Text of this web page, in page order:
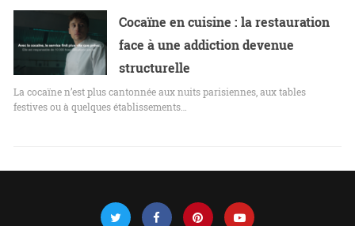
Cocaïne en cuisine : la restauration
face à une addiction devenue
structurelle
La cocaïne n’est plus cantonnée aux nuits parisiennes, aux tables
festives ou à quelques établissements…